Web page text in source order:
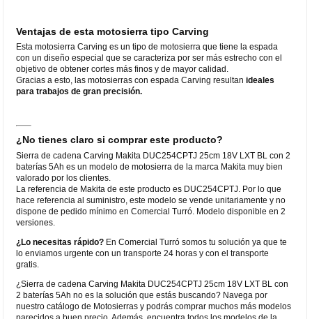
Ventajas de esta motosierra tipo Carving
Esta motosierra Carving es un tipo de motosierra que tiene la espada
con un diseño especial que se caracteriza por ser más estrecho con el
objetivo de obtener cortes más finos y de mayor calidad.
Gracias a esto, las motosierras con espada Carving resultanideales
para trabajos de gran precisión.
¿No tienes claro si comprar este producto?
Sierra de cadena Carving Makita DUC254CPTJ 25cm 18V LXT BL con 2
baterías 5Ah es un modelo de motosierra de la marca Makita muy bien
valorado por los clientes.
La referencia de Makita de este producto es DUC254CPTJ. Por lo que
hace referencia al suministro, este modelo se vende unitariamente y no
dispone de pedido mínimo en Comercial Turró. Modelo disponible en 2
versiones.
¿Lo necesitas rápido? En Comercial Turró somos tu solución ya que te
lo enviamos urgente con un transporte 24 horas y con el transporte
gratis.
¿Sierra de cadena Carving Makita DUC254CPTJ 25cm 18V LXT BL con
2 baterías 5Ah no es la solución que estás buscando? Navega por
nuestro catálogo de Motosierras y podrás comprar muchos más modelos